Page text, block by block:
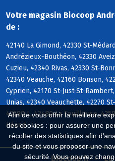
Afin de vous offrir la meilleure
des cookies : pour assurer une
récolter des statistiques afin
du site et vous proposer une
sécurité. Vous pouvez
Votre magasin Biocoop
de :
42140 La Gimond, 42330 St-
Andrézieux-Bouthéon, 42330
Cuzieu, 42340 Rivas, 42330 St-
42340 Veauche, 42160 Bonson,
Cyprien, 42170 St-Just-St-
Unias, 42340 Veauchette, 42270
42580 L, 42480 La Fouillouse,
Héand
Biocoop.fr Le